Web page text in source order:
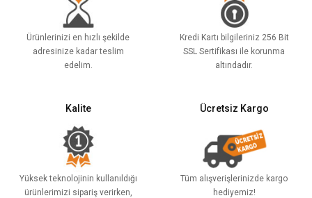
Ürünlerinizi en hızlı şekilde
adresinize kadar teslim
edelim.
Kredi Kartı bilgileriniz 256 Bit
SSL Sertifikası ile korunma
altındadır.
Kalite
Yüksek teknolojinin kullanıldığı
ürünlerimizi sipariş verirken,
Ücretsiz Kargo
Tüm alışverişlerinizde kargo
hediyemiz!